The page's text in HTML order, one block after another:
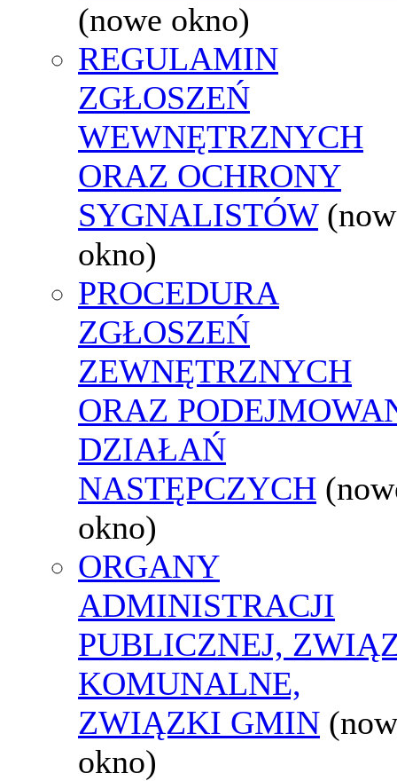
(nowe okno)
REGULAMIN
ZGŁOSZEŃ
WEWNĘTRZNYCH
ORAZ OCHRONY
SYGNALISTÓW
okno)
PROCEDURA
ZGŁOSZEŃ
ZEWNĘTRZNYCH
ORAZ
DZIAŁAŃ
NASTĘPCZYCH
okno)
ORGANY
ADMINISTRACJI
PUBLICZNEJ,
KOMUNALNE,
ZWIĄZKI GMIN
okno)